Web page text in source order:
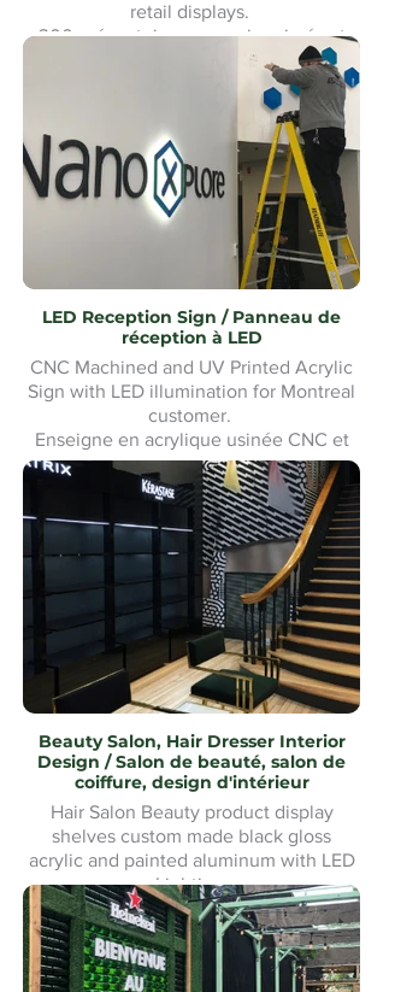
retail displays.
300 présentoirs conçus, imprimés et
assemblés pour être expédiés à
l'échelle nationale comme présentoirs
de vente au détail.
LED Reception Sign / Panneau de
réception à LED
CNC Machined and UV Printed Acrylic
Sign with LED illumination for Montreal
customer.
Enseigne en acrylique usinée CNC et
imprimée UV avec éclairage LED pour
un client de Montréal. Fabrication et
installation sur mesure.Custom made
and Installation.
Beauty Salon, Hair Dresser Interior
Design / Salon de beauté, salon de
coiffure, design d'intérieur
Hair Salon Beauty product display
shelves custom made black gloss
acrylic and painted aluminum with LED
Lighting.
Présentoirs de produits de beauté pour
salon de coiffure fabriqués sur mesure
en acrylique noir brillant et aluminium
peint avec éclairage LED